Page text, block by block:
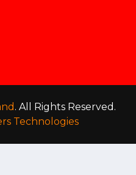
. All Rights Reserved.
Technologies